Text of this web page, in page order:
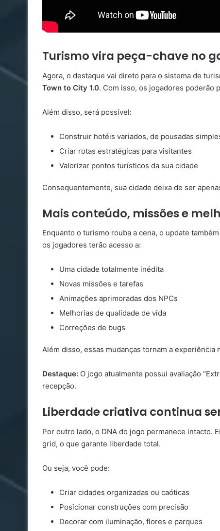
Turismo vira peça-chave no
Agora, o destaque vai direto para o sistema de
Town to City 1.0. Com isso, os jogadores poderão
Além disso, será possível:
Construir hotéis variados, de pousadas
Criar rotas estratégicas para visitantes
Valorizar pontos turísticos da sua cidade
Consequentemente, sua cidade deixa de ser
Mais conteúdo, missões e
Enquanto o turismo rouba a cena, o update
os jogadores terão acesso a:
Uma cidade totalmente inédita
Novas missões e tarefas
Animações aprimoradas dos NPCs
Melhorias de qualidade de vida
Correções de bugs
Além disso, essas mudanças tornam a experiência
Destaque: O jogo atualmente possui avaliação
recepção.
Liberdade criativa continua
Por outro lado, o DNA do jogo permanece intacto.
grid, o que garante liberdade total.
Ou seja, você pode:
Criar cidades organizadas ou caóticas
Posicionar construções com precisão
Decorar com iluminação, flores e parques